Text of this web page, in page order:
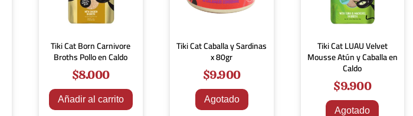
Tiki Cat Born Carnivore
Broths Pollo en Caldo
$8.000
Añadir al carrito
Tiki Cat Caballa y Sardinas
x 80gr
$9.900
Agotado
Tiki Cat LUAU Velvet
Mousse Atún y Caballa en
Caldo
$9.900
Agotado